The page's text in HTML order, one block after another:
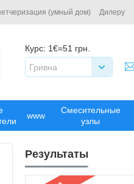
(умный дом) Дилеру
Курс: 1€=51 грн.
Гривна
www
Смесительные
узлы
Результаты